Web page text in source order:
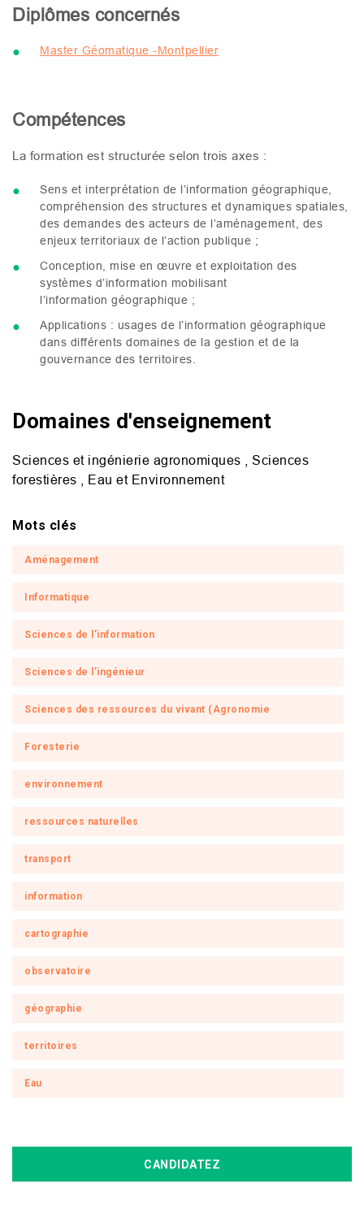
Diplômes concernés
Master Géomatique -Montpellier
Compétences
La formation est structurée selon trois axes :
Sens et interprétation de l’information géographique,
compréhension des structures et dynamiques spatiales,
des demandes des acteurs de l’aménagement, des
enjeux territoriaux de l’action publique ;
Conception, mise en œuvre et exploitation des
systèmes d’information mobilisant
l’information géographique ;
Applications : usages de l’information géographique
dans différents domaines de la gestion et de la
gouvernance des territoires.
Domaines d'enseignement
Sciences et ingénierie agronomiques , Sciences
forestières , Eau et Environnement
Mots clés
Aménagement
Informatique
Sciences de l’information
Sciences de l’ingénieur
Sciences des ressources du vivant (Agronomie
Foresterie
environnement
ressources naturelles
transport
information
cartographie
observatoire
géographie
territoires
Eau
CANDIDATEZ